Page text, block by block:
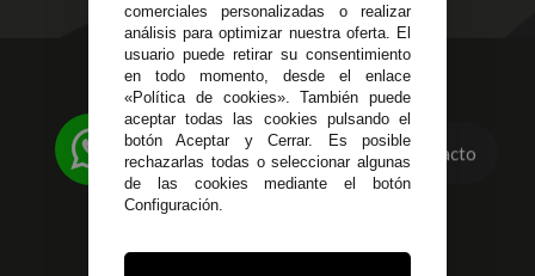
623 23 31 98
Atendemos Whatsapp
955 44 45 43/955 44 45 44
info@steielectronica.com
Avenida Plaza de Toros,
Contacto
comerciales personalizadas o realizar
análisis para optimizar nuestra oferta. El
usuario puede retirar su consentimiento
en todo momento, desde el enlace
«Política de cookies». También puede
aceptar todas las cookies pulsando el
botón Aceptar y Cerrar. Es posible
rechazarlas todas o seleccionar algunas
de las cookies mediante el botón
Configuración.